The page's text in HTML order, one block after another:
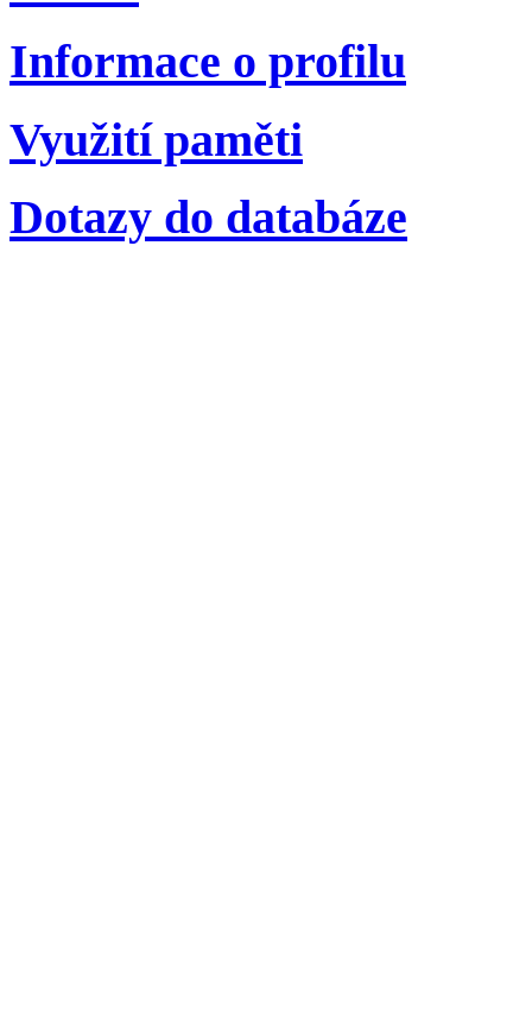
Informace o profilu
Využití paměti
Dotazy do databáze